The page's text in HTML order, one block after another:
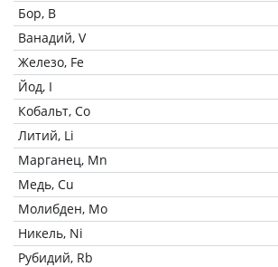
Бор, B
Ванадий, V
Железо, Fe
Йод, I
Кобальт, Co
Литий, Li
Марганец, Mn
Медь, Cu
Молибден, Mo
Никель, Ni
Рубидий, Rb